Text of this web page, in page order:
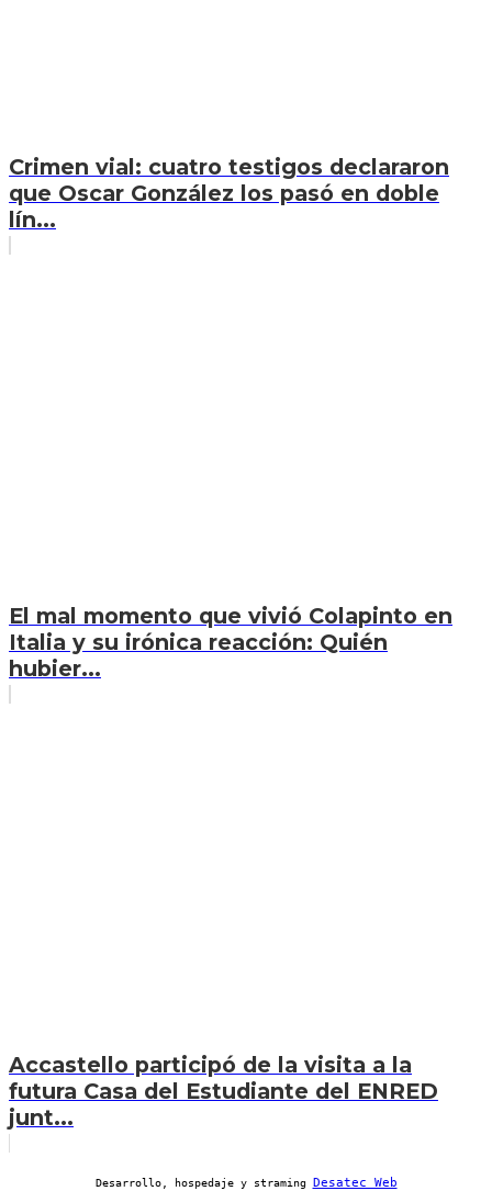
Crimen vial: cuatro testigos declararon
que Oscar González los pasó en doble
lín...
El mal momento que vivió Colapinto en
Italia y su irónica reacción: Quién
hubier...
Accastello participó de la visita a la
futura Casa del Estudiante del ENRED
junt...
Desarrollo, hospedaje y straming Desatec Web